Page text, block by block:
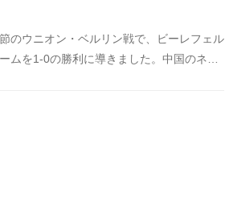
のウニオン・ベルリン戦で、ビーレフェル
ムを1-0の勝利に導きました。中国のネッ